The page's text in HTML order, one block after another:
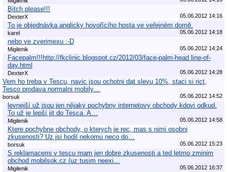
Bitch please!!!
DexterX 05.06.2012 14:16
To je objednávka anglicky hovořícího hosta ve veřejném domě.
karel 05.06.2012 14:18
nebo ve zverimexu :-D
Migilenik 05.06.2012 14:24
Facepalm!!!http://fkclinic.blogspot.cz/2012/03/face-palm-head line-of-
day.html
DexterX 05.06.2012 14:28
Vem ho treba v Tescu, navic jsou ochotni dat slevu 10%, staci si rict,
Tesco prodava normalni mobily…
borsuk 05.06.2012 14:52
levnejší už jsou jen nějaky pochybny internetovy obchody kdovi odkud.
To už je lepší jit do Tesca. A…
Migilenik 05.06.2012 14:58
Ktere pochybne obchody, o kterych je rec, mas s nimi osobni
zkusenosti? Uz jsi hodil nekomu neco do…
borsuk 05.06.2012 15:23
S reklamacemi v tescu mam jen dobre zkusenosti a ted letmo zminim
obchod mobilsok.cz (uz tusim neexi…
Migilenik 05.06.2012 16:37